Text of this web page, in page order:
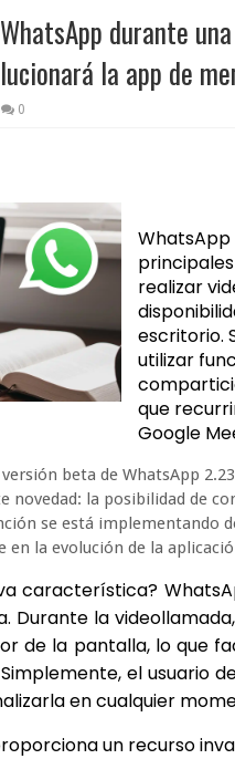
durante
la app de
0
WhatsApp
realizar
escritorio.
utilizar
que
Google
beta de WhatsApp
novedad: la posibilidad de
se está implementando
en la evolución de la
característica?
Durante la
de la pantalla, lo que
el usuario
en cualquier
un recurso